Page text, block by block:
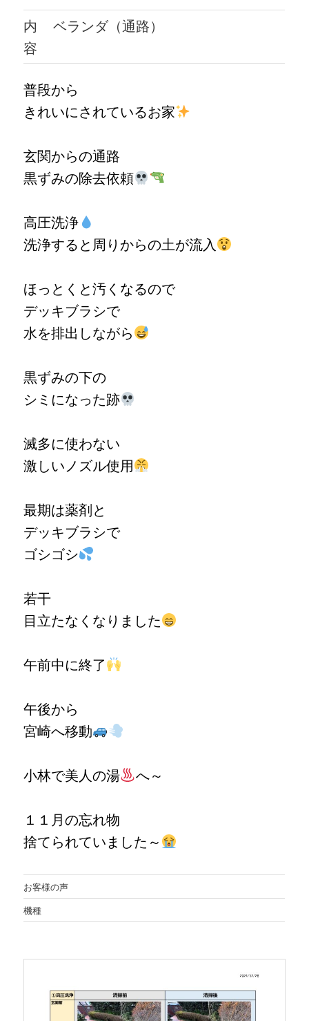
内
容
ベランダ（通路）
普段から
きれいにされているお家
玄関からの通路
黒ずみの除去依頼
高圧洗浄
洗浄すると周りからの土が流入
ほっとくと汚くなるので
デッキブラシで
水を排出しながら
黒ずみの下の
シミになった跡
滅多に使わない
激しいノズル使用
最期は薬剤と
デッキブラシで
ゴシゴシ
若干
目立たなくなりました
午前中に終了
午後から
宮崎へ移動
小林で美人の湯 へ～
１１月の忘れ物
捨てられていました～
お客様の声
機種